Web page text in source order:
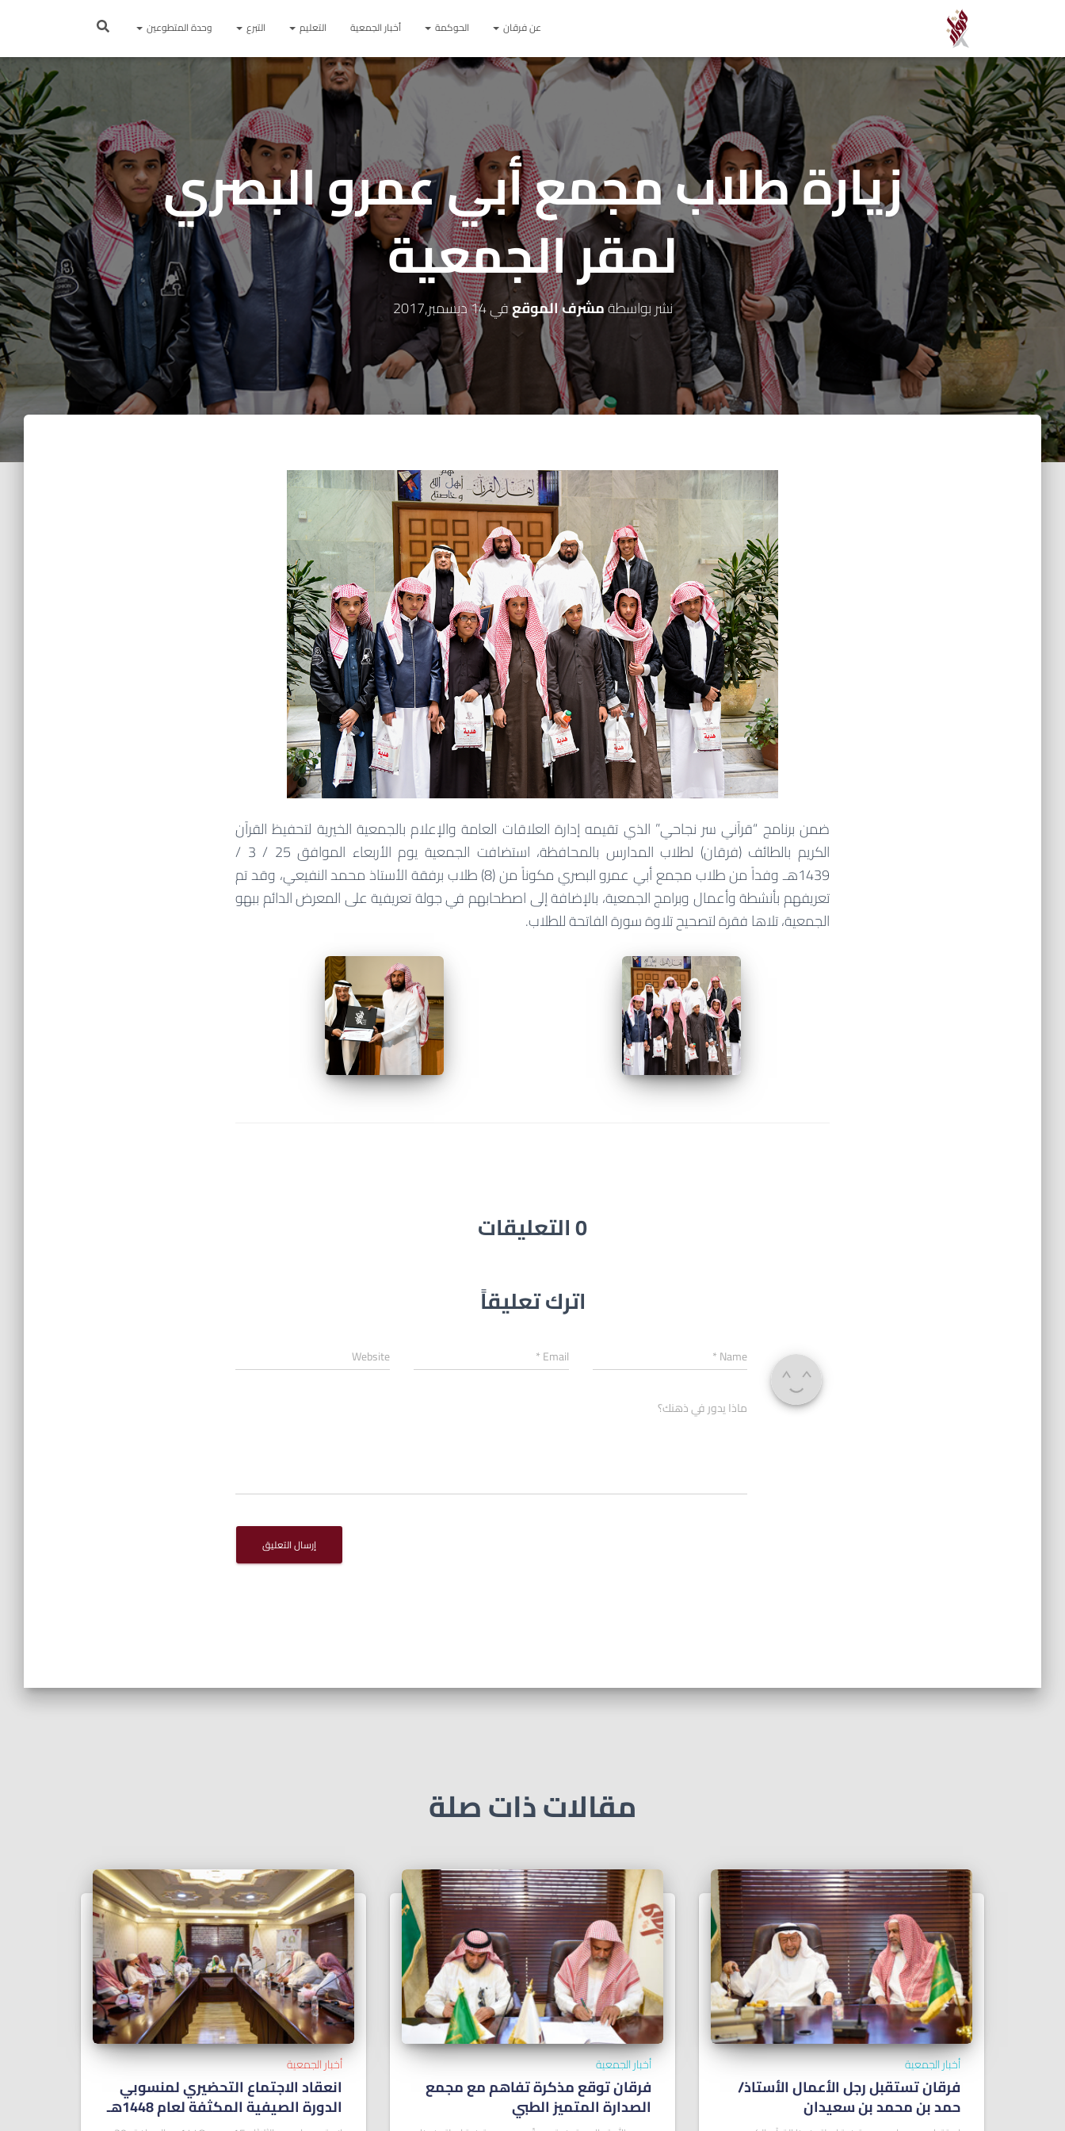
عن فرقان الحوكمة أخبار الجمعية التعليم التبرع وحدة المتطوعين
زيارة طلاب مجمع أبي عمرو البصري
لمقر الجمعية
نشر بواسطةمشرف الموقعفي14 ديسمبر,2017
ضمن برنامج “قرآني سر نجاحي” الذي تقيمه إدارة العلاقات العامة والإعلام بالجمعية الخيرية لتحفيظ القرآن
الكريم بالطائف (فرقان) لطلاب المدارس بالمحافظة، استضافت الجمعية يوم الأربعاء الموافق 25 / 3 /
1439هـ وفداً من طلاب مجمع أبي عمرو البصري مكوناً من (8) طلاب برفقة الأستاذ محمد النفيعي، وقد تم
تعريفهم بأنشطة وأعمال وبرامج الجمعية، بالإضافة إلى اصطحابهم في جولة تعريفية على المعرض الدائم ببهو
الجمعية، تلاها فقرة لتصحيح تلاوة سورة الفاتحة للطلاب.
0 التعليقات
اترك تعليقاً
Name
*
Email
*
Website
ماذا يدور في ذهنك؟
مقالات ذات صلة
أخبار الجمعية
فرقان تستقبل رجل الأعمال الأستاذ/
ﺣﻤﺪ ﺑﻦ ﻣﺤﻤﺪ ﺑﻦ ﺳﻌﻴﺪان
أخبار الجمعية
فرقان توقع مذكرة تفاهم مع مجمع
الصدارة المتميز الطبي
أخبار الجمعية
انعقاد الاجتماع التحضيري لمنسوبي
الدورة الصيفية المكثفة لعام 1448هـ